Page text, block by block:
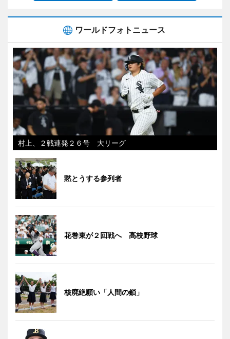
ワールドフォトニュース
村上、２戦連発２６号 大リーグ
黙とうする参列者
花巻東が２回戦へ 高校野球
核廃絶願い「人間の鎖」